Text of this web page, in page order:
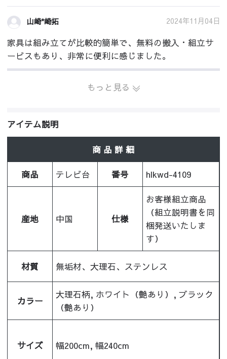
山崎*崎拓 2024年11月04日
家具は組み立てが比較的簡単で、無料の搬入・組立サ
ービスもあり、非常に便利に感じました。
もっと見る
アイテム説明
商 品 詳 細
商品 テレビ台 番号 hlkwd-4109
産地 中国 仕様
お客様組立商品
（組立説明書を同
梱発送いたしま
す）
材質 無垢材、大理石、ステンレス
カラー
大理石柄, ホワイト（艶あり）, ブラック
（艶あり）
サイズ 幅200cm, 幅240cm